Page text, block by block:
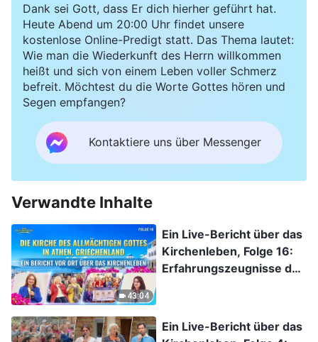
Dank sei Gott, dass Er dich hierher geführt hat.
Heute Abend um 20:00 Uhr findet unsere
kostenlose Online-Predigt statt. Das Thema lautet:
Wie man die Wiederkunft des Herrn willkommen
heißt und sich von einem Leben voller Schmerz
befreit. Möchtest du die Worte Gottes hören und
Segen empfangen?
Kontaktiere uns über Messenger
Verwandte Inhalte
43:04
Ein Live-Bericht über das
Kirchenleben, Folge 16:
Erfahrungszeugnisse der
Griechenland: Gericht
erfahren und von Sünde
Ein Live-Bericht über das